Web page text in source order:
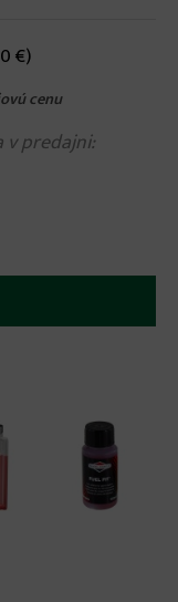
€)
cenu
v predajni: